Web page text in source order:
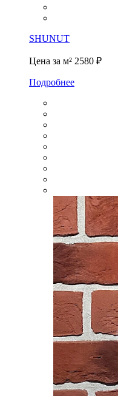
SHUNUT
Цена за м² 2580 ₽
Подробнее